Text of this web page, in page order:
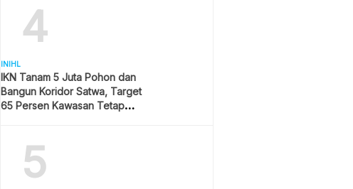
4
INIHL
IKN Tanam 5 Juta Pohon dan
Bangun Koridor Satwa, Target
65 Persen Kawasan Tetap
5